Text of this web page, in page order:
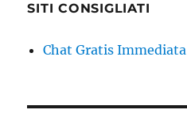
SITI CONSIGLIATI
Chat Gratis Immediata